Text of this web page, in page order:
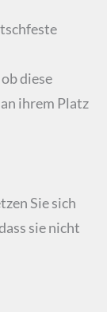
diese
ihrem Platz
Sie sich
sie nicht